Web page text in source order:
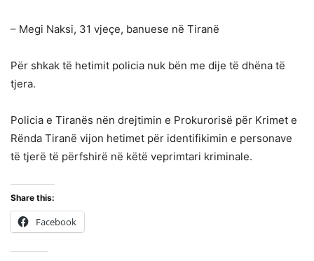
– Megi Naksi, 31 vjeçe, banuese në Tiranë
Për shkak të hetimit policia nuk bën me dije të dhëna të
tjera.
Policia e Tiranës nën drejtimin e Prokurorisë për Krimet e
Rënda Tiranë vijon hetimet për identifikimin e personave
të tjerë të përfshirë në këtë veprimtari kriminale.
Share this:
Facebook